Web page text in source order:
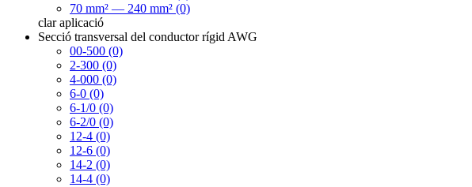
70 mm² — 240 mm² (0)
clar aplicació
Secció transversal del conductor rígid AWG
00-500 (0)
2-300 (0)
4-000 (0)
6-0 (0)
6-1/0 (0)
6-2/0 (0)
12-4 (0)
12-6 (0)
14-2 (0)
14-4 (0)